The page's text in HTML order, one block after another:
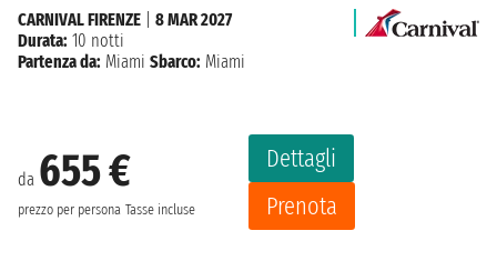
da 655 €
prezzo per persona Tasse incluse
Dettagli
Prenota
CARNIVAL FIRENZE
8 MAR 2027
Durata: 10 notti
Partenza da: Miami Sbarco: Miami